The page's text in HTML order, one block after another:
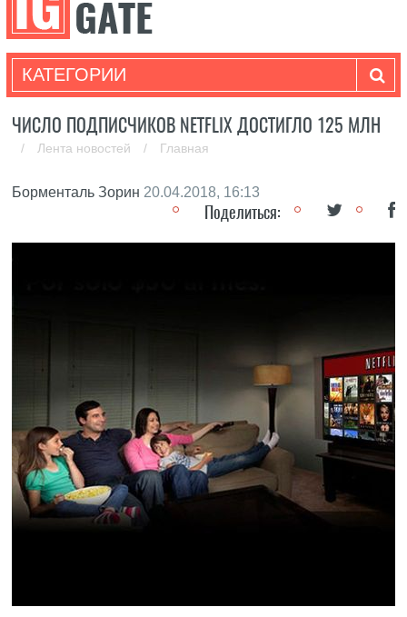
КАТЕГОРИИ
ЧИСЛО ПОДПИСЧИКОВ NETFLIX ДОСТИГЛО 125 МЛН
/ Лента новостей / Главная
Борменталь Зорин 20.04.2018, 16:13
Поделиться: